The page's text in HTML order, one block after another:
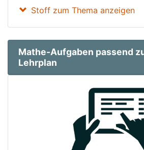
Stoff zum Thema anzeigen
Mathe-Aufgaben passend
Lehrplan